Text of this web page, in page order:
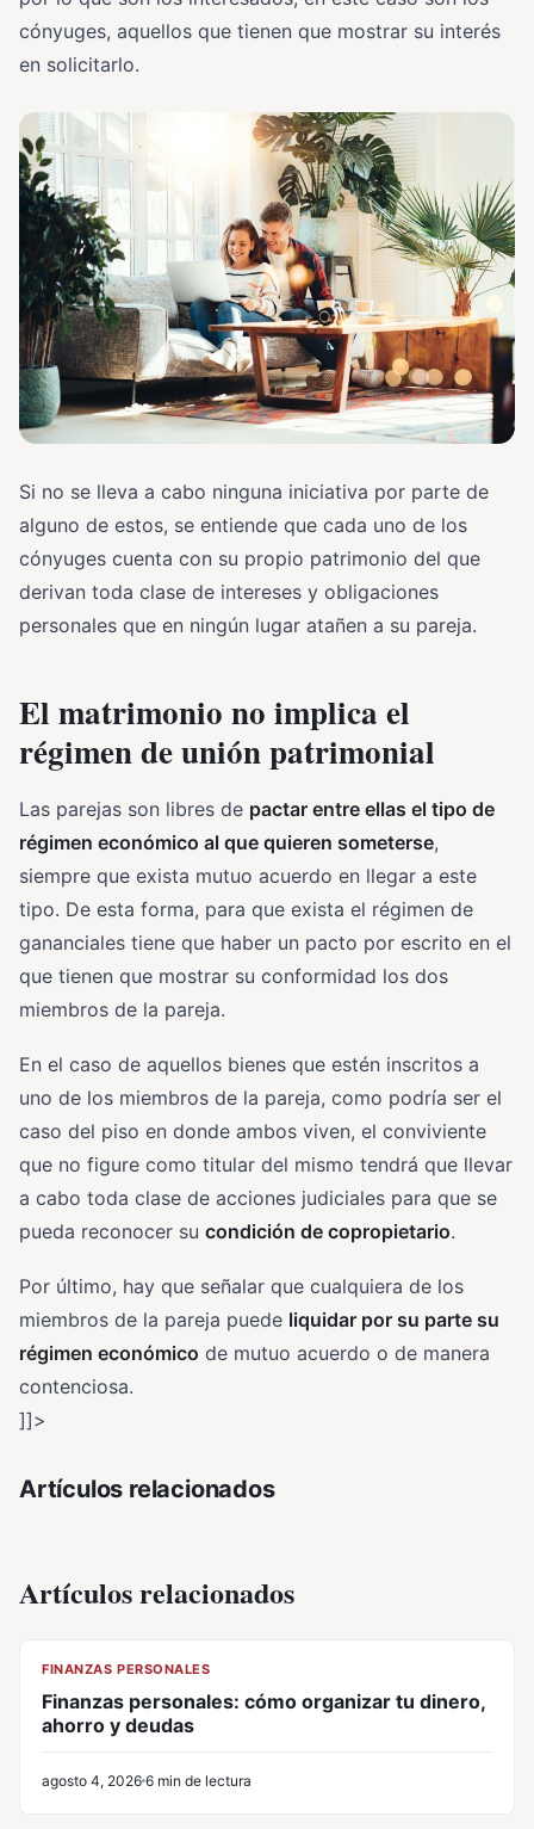
cónyuges, aquellos que tienen que mostrar su interés
en solicitarlo.
Si no se lleva a cabo ninguna iniciativa por parte de
alguno de estos, se entiende que cada uno de los
cónyuges cuenta con su propio patrimonio del que
derivan toda clase de intereses y obligaciones
personales que en ningún lugar atañen a su pareja.
El matrimonio no implica el
régimen de unión patrimonial
Las parejas son libres de pactar entre ellas el tipo de
régimen económico al que quieren someterse,
siempre que exista mutuo acuerdo en llegar a este
tipo. De esta forma, para que exista el régimen de
gananciales tiene que haber un pacto por escrito en el
que tienen que mostrar su conformidad los dos
miembros de la pareja.
En el caso de aquellos bienes que estén inscritos a
uno de los miembros de la pareja, como podría ser el
caso del piso en donde ambos viven, el conviviente
que no figure como titular del mismo tendrá que llevar
a cabo toda clase de acciones judiciales para que se
pueda reconocer su condición de copropietario.
Por último, hay que señalar que cualquiera de los
miembros de la pareja puede liquidar por su parte su
régimen económico de mutuo acuerdo o de manera
contenciosa.
]]>
Artículos relacionados
Artículos relacionados
FINANZAS PERSONALES
Finanzas personales: cómo organizar tu dinero,
ahorro y deudas
agosto 4, 2026 6 min de lectura